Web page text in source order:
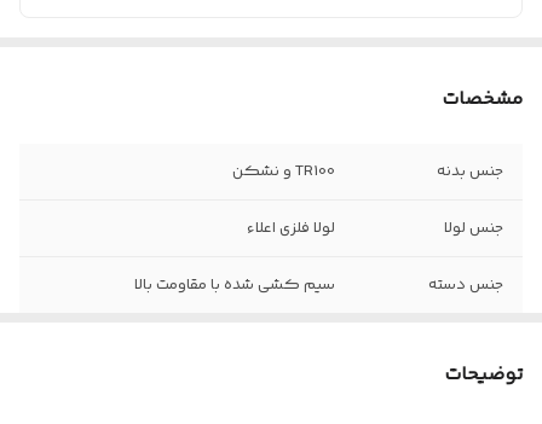
مشخصات
جنس بدنه TR100 و نشکن
جنس لولا لولا فلزی اعلاء
جنس دسته سیم کشی شده با مقاومت بالا
توضیحات